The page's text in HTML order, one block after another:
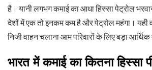
है। यानी लगभग कमाई का आधा हिस्सा पेट्रोल
देशों में एक तो इनकम कम है और पेट्रोल महंगा। यही
निजी वाहन चलाना आम परिवारों के लिए बड़ा
भारत में कमाई का कितना हिस्सा